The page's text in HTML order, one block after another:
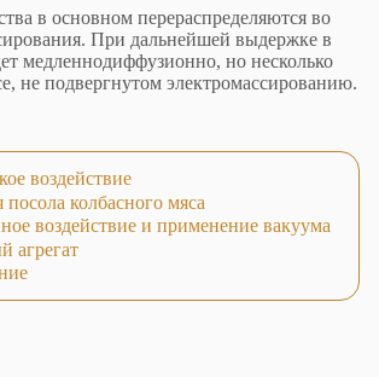
в основном перераспределяются во
При дальнейшей выдержке в
медленнодиффузионно, но несколько
не подвергнутом электромассированию.
воздействие
посола колбасного мяса
воздействие и применение вакуума
агрегат